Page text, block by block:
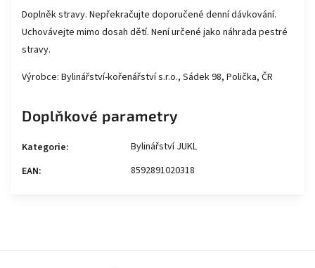
Doplněk stravy. Nepřekračujte doporučené denní dávkování.
Uchovávejte mimo dosah dětí. Není určené jako náhrada pestré
stravy.
Výrobce: Bylinářství-kořenářství s.r.o., Sádek 98, Polička, ČR
Doplňkové parametry
Kategorie:
Bylinářství JUKL
EAN: 8592891020318